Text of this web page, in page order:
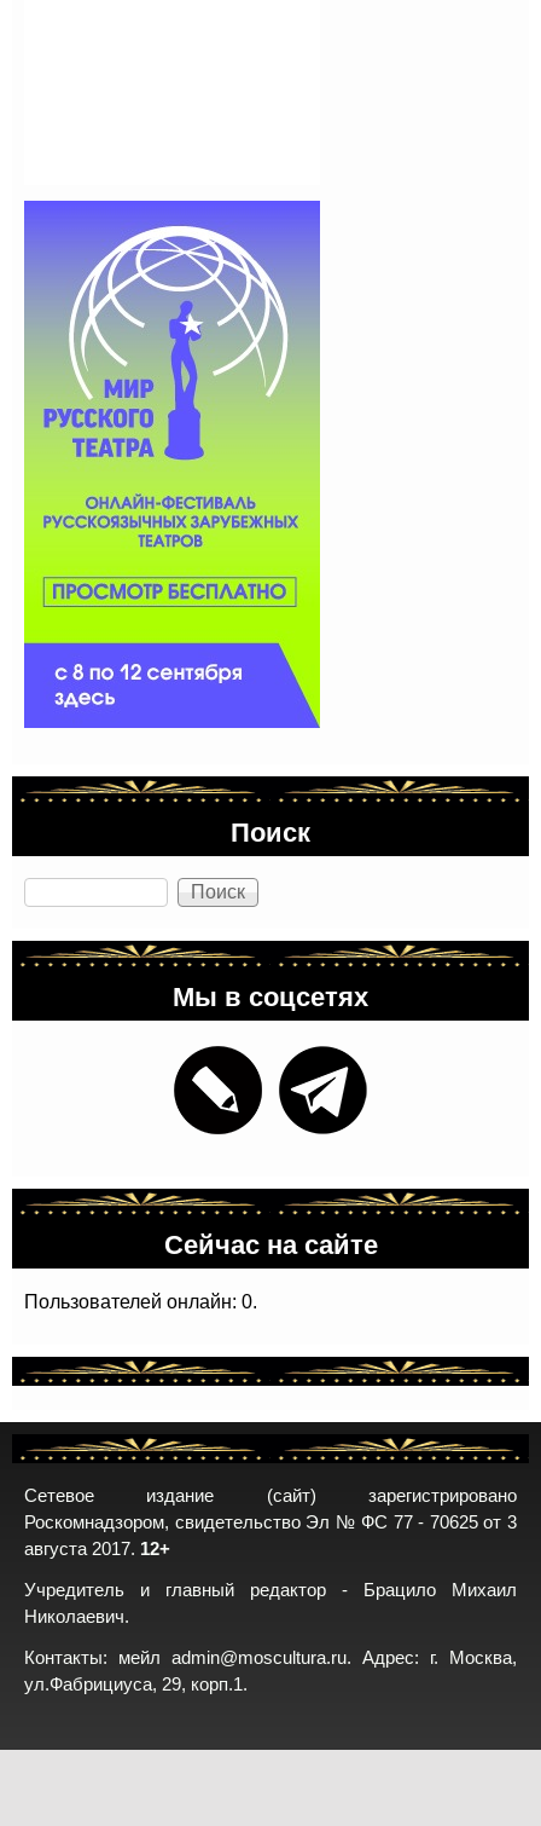
Поиск
Поиск
Мы в соцсетях
Сейчас на сайте
Пользователей онлайн: 0.
Сетевое издание (сайт) зарегистрировано
Роскомнадзором, свидетельство Эл № ФС 77 - 70625 от 3
августа 2017. 12+
Учредитель и главный редактор - Брацило Михаил
Николаевич.
Контакты: мейл admin@moscultura.ru. Адрес: г. Москва,
ул.Фабрициуса, 29, корп.1.